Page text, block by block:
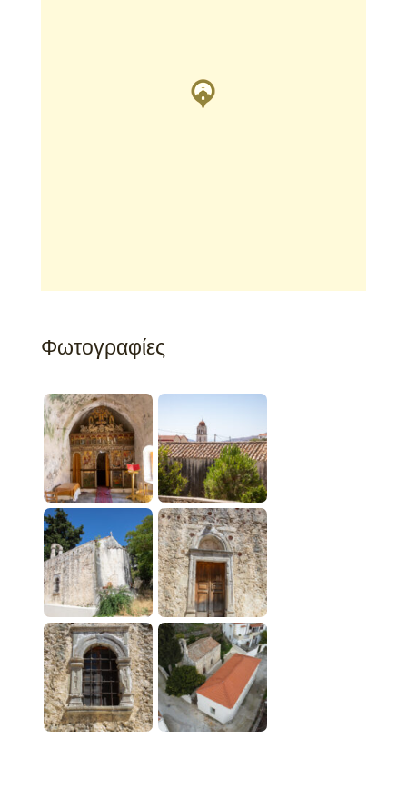
Φωτογραφίες